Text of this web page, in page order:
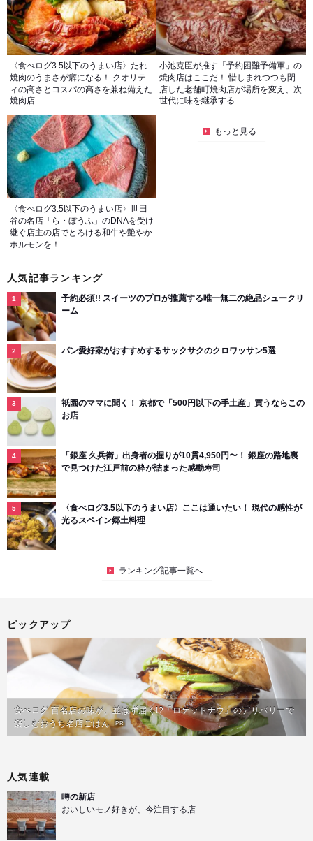
〈食べログ3.5以下のうまい店〉たれ
焼肉のうまさが癖になる！ クオリテ
ィの高さとコスパの高さを兼ね備えた
焼肉店
小池克臣が推す「予約困難予備軍」の
焼肉店はここだ！ 惜しまれつつも閉
店した老舗町焼肉店が場所を変え、次
世代に味を継承する
〈食べログ3.5以下のうまい店〉世田
谷の名店「ら・ぼうふ」のDNAを受け
継ぐ店主の店でとろける和牛や艶やか
ホルモンを！
もっと見る
人気記事ランキング
予約必須!! スイーツのプロが推薦する唯一無二の絶品シュークリ
ーム
パン愛好家がおすすめするサックサクのクロワッサン5選
祇園のママに聞く！ 京都で「500円以下の手土産」買うならこの
お店
「銀座 久兵衛」出身者の握りが10貫4,950円〜！ 銀座の路地裏
で見つけた江戸前の粋が詰まった感動寿司
〈食べログ3.5以下のうまい店〉ここは通いたい！ 現代の感性が
光るスペイン郷土料理
ランキング記事一覧へ
ピックアップ
食べログ 百名店の味が、並ばず届く!?「ロケットナウ」のデリバリーで
楽しむおうち名店ごはん PR
人気連載
噂の新店
おいしいモノ好きが、今注目する店